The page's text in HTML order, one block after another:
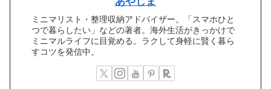
ミニマリスト・整理収納アドバイザー。「スマホひと
つで暮らしたい」などの著者。海外生活がきっかけで
ミニマルライフに目覚める。ラクして身軽に賢く暮ら
すコツを発信中。